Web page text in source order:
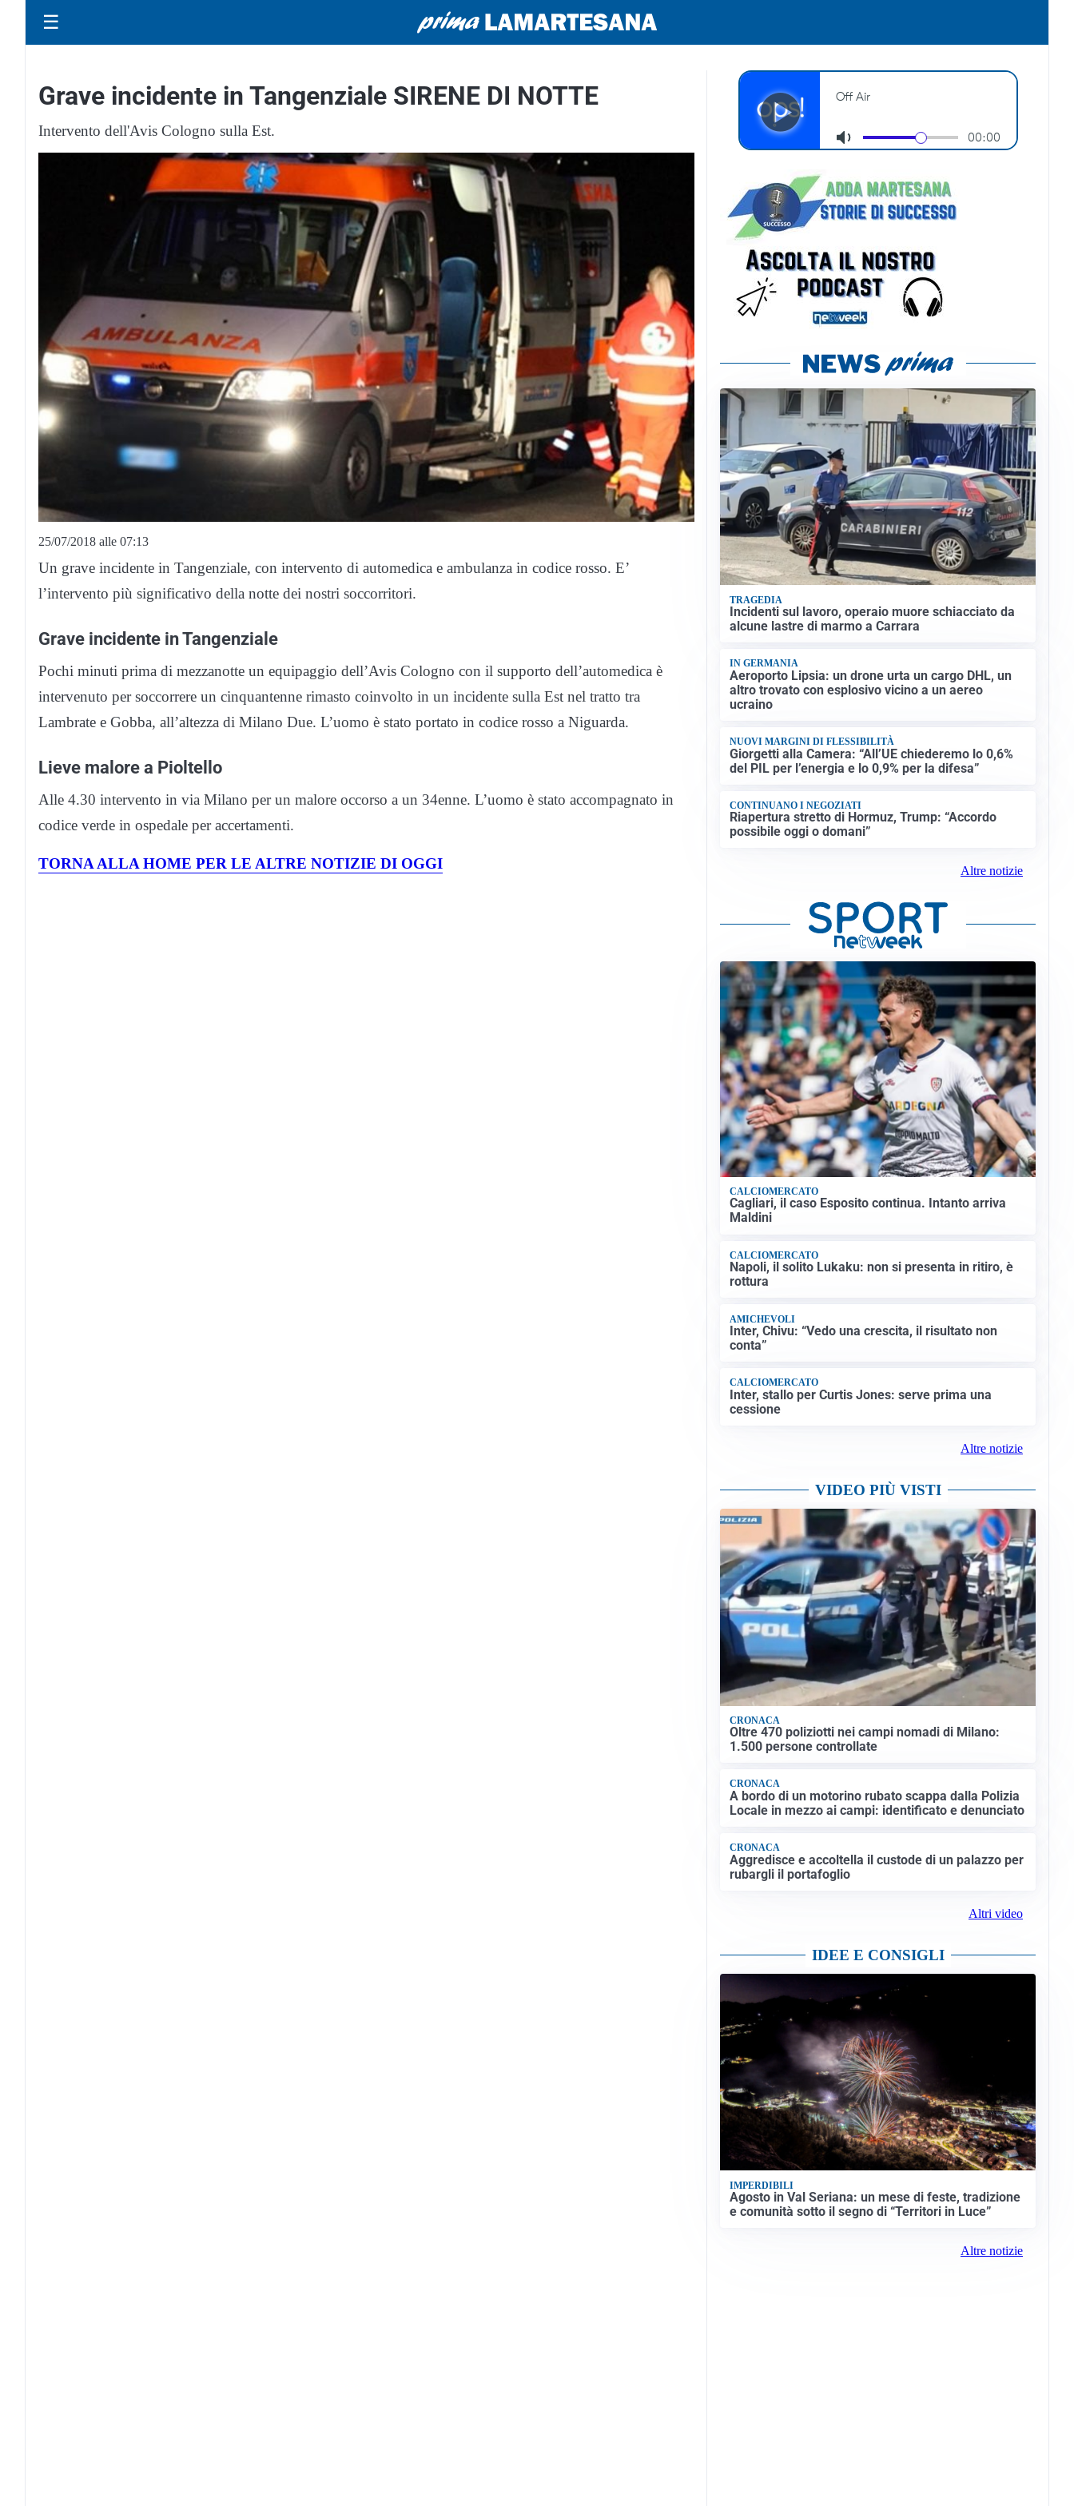
☰
Grave incidente in Tangenziale SIRENE DI NOTTE
Intervento dell'Avis Cologno sulla Est.
25/07/2018 alle 07:13
Un grave incidente in Tangenziale, con intervento di automedica e ambulanza in codice rosso. E’
l’intervento più significativo della notte dei nostri soccorritori.
Grave incidente in Tangenziale
Pochi minuti prima di mezzanotte un equipaggio dell’Avis Cologno con il supporto dell’automedica è
intervenuto per soccorrere un cinquantenne rimasto coinvolto in un incidente sulla Est nel tratto tra
Lambrate e Gobba, all’altezza di Milano Due. L’uomo è stato portato in codice rosso a Niguarda.
Lieve malore a Pioltello
Alle 4.30 intervento in via Milano per un malore occorso a un 34enne. L’uomo è stato accompagnato in
codice verde in ospedale per accertamenti.
TORNA ALLA HOME PER LE ALTRE NOTIZIE DI OGGI
TRAGEDIA
Incidenti sul lavoro, operaio muore schiacciato da
alcune lastre di marmo a Carrara
IN GERMANIA
Aeroporto Lipsia: un drone urta un cargo DHL, un
altro trovato con esplosivo vicino a un aereo
ucraino
NUOVI MARGINI DI FLESSIBILITÀ
Giorgetti alla Camera: “All’UE chiederemo lo 0,6%
del PIL per l’energia e lo 0,9% per la difesa”
CONTINUANO I NEGOZIATI
Riapertura stretto di Hormuz, Trump: “Accordo
possibile oggi o domani”
Altre notizie
CALCIOMERCATO
Cagliari, il caso Esposito continua. Intanto arriva
Maldini
CALCIOMERCATO
Napoli, il solito Lukaku: non si presenta in ritiro, è
rottura
AMICHEVOLI
Inter, Chivu: “Vedo una crescita, il risultato non
conta”
CALCIOMERCATO
Inter, stallo per Curtis Jones: serve prima una
cessione
Altre notizie
VIDEO PIÙ VISTI
CRONACA
Oltre 470 poliziotti nei campi nomadi di Milano:
1.500 persone controllate
CRONACA
A bordo di un motorino rubato scappa dalla Polizia
Locale in mezzo ai campi: identificato e denunciato
CRONACA
Aggredisce e accoltella il custode di un palazzo per
rubargli il portafoglio
Altri video
IDEE E CONSIGLI
IMPERDIBILI
Agosto in Val Seriana: un mese di feste, tradizione
e comunità sotto il segno di “Territori in Luce”
Altre notizie